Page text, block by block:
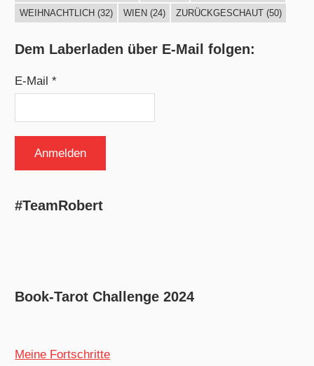
WEIHNACHTLICH (32) WIEN (24) ZURÜCKGESCHAUT(50)
Dem Laberladen über E-Mail folgen:
E-Mail *
#TeamRobert
Book-Tarot Challenge 2024
Meine Fortschritte